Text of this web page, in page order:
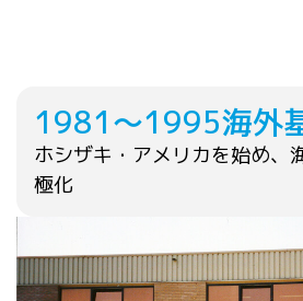
1981～1995海外
ホシザキ・アメリカを始め、
極化